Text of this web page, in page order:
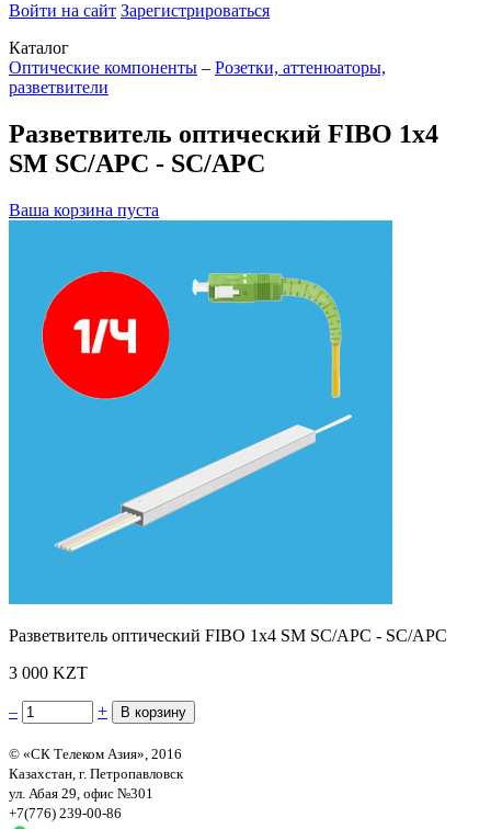
Войти на сайт Зарегистрироваться
Каталог
Оптические компоненты – Розетки, аттенюаторы,
разветвители
Разветвитель оптический FIBO 1х4
SM SC/APC - SC/APC
Ваша корзина пуста
Разветвитель оптический FIBO 1х4 SM SC/APC - SC/APC
3 000 KZT
– +
© «СК Телеком Азия», 2016
Казахстан, г. Петропавловск
ул. Абая 29, офис №301
+7(776) 239-00-86